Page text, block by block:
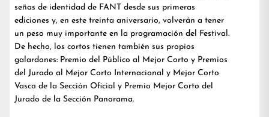
señas de identidad de FANT desde sus primeras
ediciones y, en este treinta aniversario, volverán a tener
un peso muy importante en la programación del Festival.
De hecho, los cortos tienen también sus propios
galardones: Premio del Público al Mejor Corto y Premios
del Jurado al Mejor Corto Internacional y Mejor Corto
Vasco de la Sección Oficial y Premio Mejor Corto del
Jurado de la Sección Panorama.